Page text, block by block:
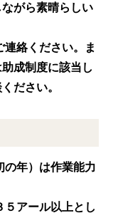
がら素晴らしい
絡ください。ま
成制度に該当し
ださい。
の年）は作業能力
５アール以上とし